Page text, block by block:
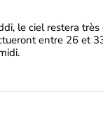
le ciel restera très
entre 26 et